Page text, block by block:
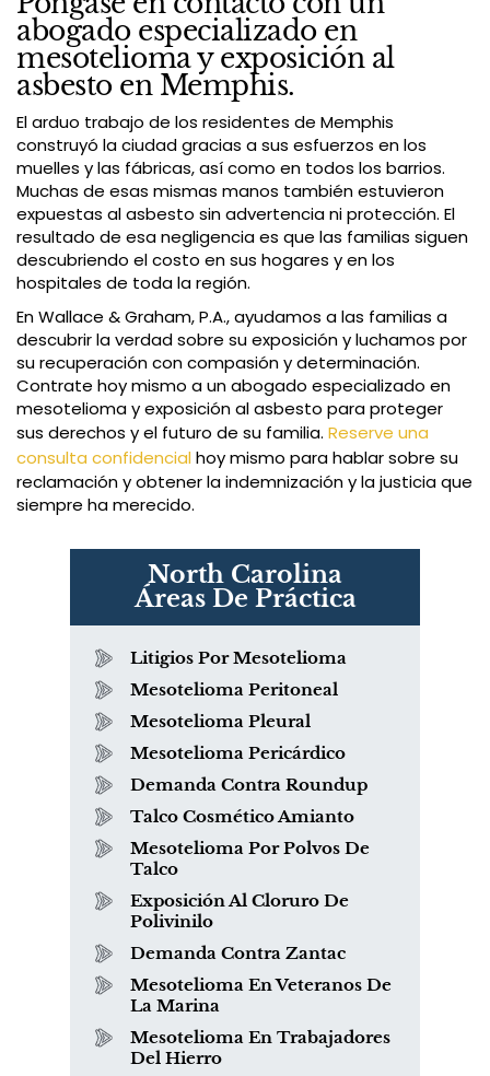
abogado especializado en
mesotelioma y exposición al
asbesto en Memphis.
El arduo trabajo de los residentes de Memphis
construyó la ciudad gracias a sus esfuerzos en los
muelles y las fábricas, así como en todos los barrios.
Muchas de esas mismas manos también estuvieron
expuestas al asbesto sin advertencia ni protección. El
resultado de esa negligencia es que las familias siguen
descubriendo el costo en sus hogares y en los
hospitales de toda la región.
En Wallace & Graham, P.A., ayudamos a las familias a
descubrir la verdad sobre su exposición y luchamos por
su recuperación con compasión y determinación.
Contrate hoy mismo a un abogado especializado en
mesotelioma y exposición al asbesto para proteger
sus derechos y el futuro de su familia. Reserve una
consulta confidencialhoy mismo para hablar sobre su
reclamación y obtener la indemnización y la justicia que
siempre ha merecido.
North Carolina
Áreas De Práctica
Litigios Por Mesotelioma
Mesotelioma Peritoneal
Mesotelioma Pleural
Mesotelioma Pericárdico
Demanda Contra Roundup
Talco Cosmético Amianto
Mesotelioma Por Polvos De
Talco
Exposición Al Cloruro De
Polivinilo
Demanda Contra Zantac
Mesotelioma En Veteranos De
La Marina
Mesotelioma En Trabajadores
Del Hierro